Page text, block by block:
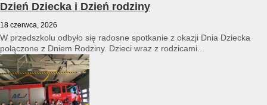
Dzień Dziecka i Dzień rodziny
18 czerwca, 2026
W przedszkolu odbyło się radosne spotkanie z okazji Dnia Dziecka
połączone z Dniem Rodziny. Dzieci wraz z rodzicami...